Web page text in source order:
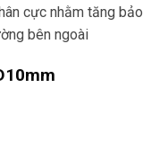
cực nhằm tăng bảo
bên ngoài